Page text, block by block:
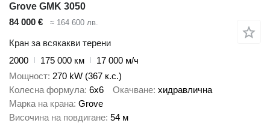
Grove GMK 3050
84 000 €
≈ 164 600 лв.
Кран за всякакви терени
2000
175 000 км
17 000 м/ч
Мощност 270 kW (367 к.с.)
Колесна формула 6x6 Окачване хидравлична
Марка на крана Grove
Височина на повдигане 54 м